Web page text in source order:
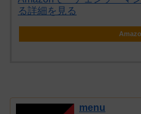
る詳細を見る
menu